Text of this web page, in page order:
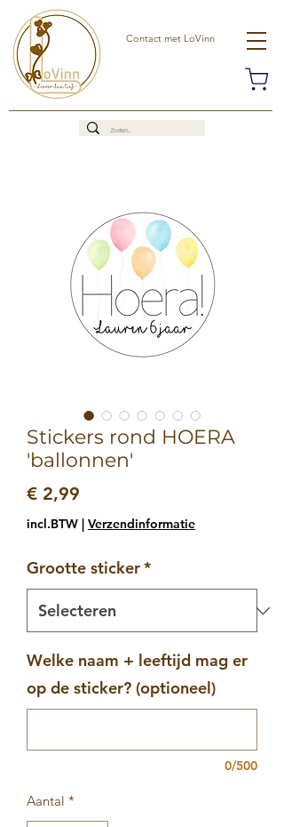
Contact met LoVinn
Stickers rond HOERA
'ballonnen'
€ 2,99
incl.BTW | Verzendinformatie
Grootte sticker*
Welke naam + leeftijd mag er
op de sticker? (optioneel)
0/500
Aantal *